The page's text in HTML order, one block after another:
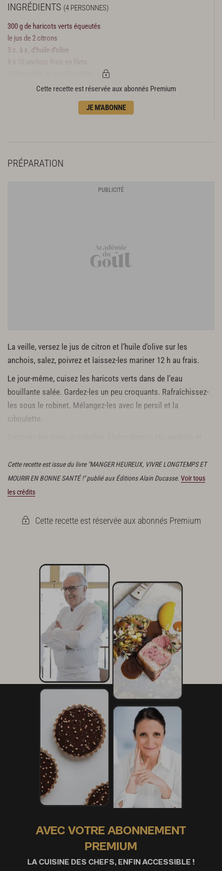
INGRÉDIENTS (4 PERSONNES)
300 g de haricots verts équeutés
le jus de 2 citrons
3 c. à s. d’huile d’olive
8 à 10 anchois frais en filets
1/2 botte de ciboulette ciselée
Cette recette est réservée aux abonnés Premium
JE M'ABONNE
PRÉPARATION
La veille, versez le jus de citron et l’huile d’olive sur les
anchois, salez, poivrez et laissez-les mariner 12 h au frais.
Le jour-même, cuisez les haricots verts dans de l’eau
bouillante salée. Gardez-les un peu croquants. Rafraîchissez-
les sous le robinet. Mélangez-les avec le persil et la
ciboulette.
Cette recette est issue du livre "MANGER HEUREUX, VIVRE LONGTEMPS ET
MOURIR EN BONNE SANTÉ !" publié aux Éditions Alain Ducasse. Voir tous
les crédits
Cette recette est réservée aux abonnés Premium
AVEC VOTRE ABONNEMENT
PREMIUM
LA CUISINE DES CHEFS, ENFIN ACCESSIBLE !